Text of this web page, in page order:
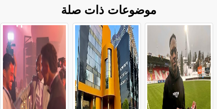
موضوعات ذات صلة